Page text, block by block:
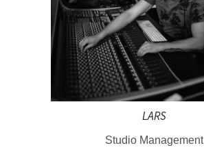
LARS
Studio Management